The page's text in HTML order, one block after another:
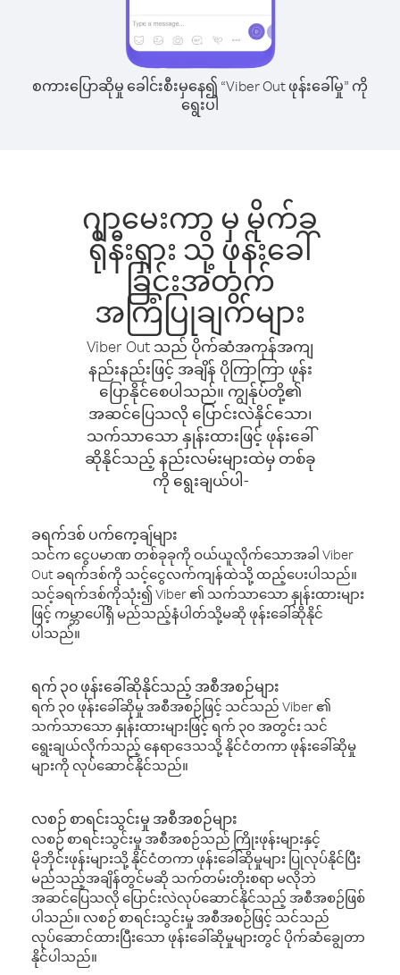
စကားပြောဆိုမှု ခေါင်းစီးမှနေ၍ “Viber Out ဖုန်းခေါ်မှု” ကို
ရွေးပါ
ဂျာမေးကာ မှ မိုက်ခ
ရိုနီးရှား သို့ ဖုန်းခေါ်
ခြင်းအတွက်
အကြံပြုချက်များ
Viber Out သည် ပိုက်ဆံအကုန်အကျ
နည်းနည်းဖြင့် အချိန် ပိုကြာကြာ ဖုန်း
ပြောနိုင်စေပါသည်။ ကျွန်ုပ်တို့၏
အဆင်ပြေသလို ပြောင်းလဲနိုင်သော၊
သက်သာသော နှုန်းထားဖြင့် ဖုန်းခေါ်
ဆိုနိုင်သည့် နည်းလမ်းများထဲမှ တစ်ခု
ကို ရွေးချယ်ပါ-
ခရက်ဒစ် ပက်ကေ့ချ်များ
သင်က ငွေပမာဏ တစ်ခုခုကို ဝယ်ယူလိုက်သောအခါ Viber
Out ခရက်ဒစ်ကို သင့်ငွေလက်ကျန်ထဲသို့ ထည့်ပေးပါသည်။
သင့်ခရက်ဒစ်ကိုသုံး၍ Viber ၏ သက်သာသော နှုန်းထားများ
ဖြင့် ကမ္ဘာပေါ်ရှိ မည်သည့်နံပါတ်သို့မဆို ဖုန်းခေါ်ဆိုနိုင်
ပါသည်။
ရက် ၃၀ ဖုန်းခေါ်ဆိုနိုင်သည့် အစီအစဉ်များ
ရက် ၃၀ ဖုန်းခေါ်ဆိုမှု အစီအစဉ်ဖြင့် သင်သည် Viber ၏
သက်သာသော နှုန်းထားများဖြင့် ရက် ၃၀ အတွင်း သင်
ရွေးချယ်လိုက်သည့် နေရာဒေသသို့ နိုင်ငံတကာ ဖုန်းခေါ်ဆိုမှု
များကို လုပ်ဆောင်နိုင်သည်။
လစဉ် စာရင်းသွင်းမှု အစီအစဉ်များ
လစဉ် စာရင်းသွင်းမှု အစီအစဉ်သည် ကြိုးဖုန်းများနှင့်
မိုဘိုင်းဖုန်းများသို့ နိုင်ငံတကာ ဖုန်းခေါ်ဆိုမှုများ ပြုလုပ်နိုင်ပြီး
မည်သည့်အချိန်တွင်မဆို သက်တမ်းတိုးစရာ မလိုဘဲ
အဆင်ပြေသလို ပြောင်းလဲလုပ်ဆောင်နိုင်သည့် အစီအစဉ်ဖြစ်
ပါသည်။ လစဉ် စာရင်းသွင်းမှု အစီအစဉ်ဖြင့် သင်သည်
လုပ်ဆောင်ထားပြီးသော ဖုန်းခေါ်ဆိုမှုများတွင် ပိုက်ဆံချွေတာ
နိုင်ပါသည်။